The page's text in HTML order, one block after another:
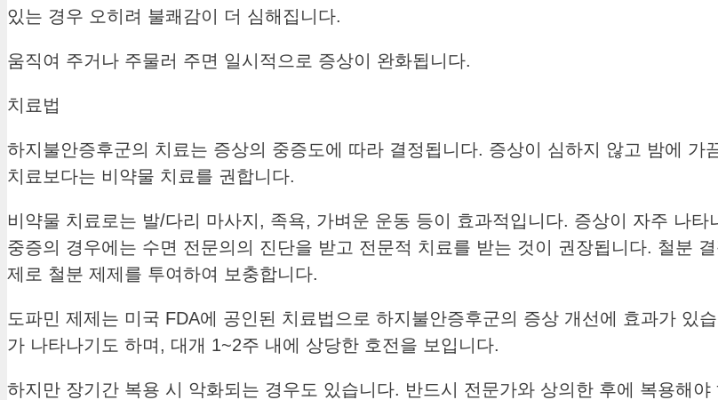
있는 경우 오히려 불쾌감이 더 심해집니다.
움직여 주거나 주물러 주면 일시적으로 증상이 완화됩니다.
치료법
하지불안증후군의 치료는 증상의 중증도에 따라 결정됩니다. 증상이 심하지 않고 밤에 가
치료보다는 비약물 치료를 권합니다.
비약물 치료로는 발/다리 마사지, 족욕, 가벼운 운동 등이 효과적입니다. 증상이 자주 나타
중증의 경우에는 수면 전문의의 진단을 받고 전문적 치료를 받는 것이 권장됩니다. 철분
제로 철분 제제를 투여하여 보충합니다.
도파민 제제는 미국 FDA에 공인된 치료법으로 하지불안증후군의 증상 개선에 효과가 있
가 나타나기도 하며, 대개 1~2주 내에 상당한 호전을 보입니다.
하지만 장기간 복용 시 악화되는 경우도 있습니다. 반드시 전문가와 상의한 후에 복용해